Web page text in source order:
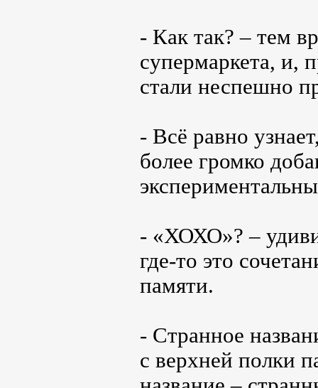
- Как так? – тем
супермаркета, и,
стали неспешно
- Всё равно
более громко
- «ХОХО»? –
где-то это
памяти.
- Странное
с верхней полки